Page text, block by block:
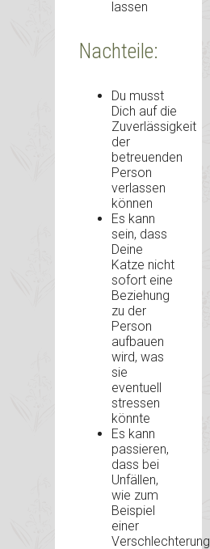
lassen
Nachteile:
Du musst
Dich auf die
Zuverlässigkeit
der
betreuenden
Person
verlassen
können
Es kann
sein, dass
Deine
Katze nicht
sofort eine
Beziehung
zu der
Person
aufbauen
wird, was
sie
eventuell
stressen
könnte
Es kann
passieren,
dass bei
Unfällen,
wie zum
Beispiel
einer
Verschlechterung